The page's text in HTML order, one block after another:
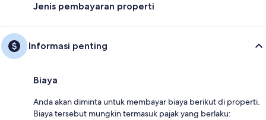
Jenis pembayaran properti
Informasi penting
Biaya
Anda akan diminta untuk membayar biaya berikut di properti.
Biaya tersebut mungkin termasuk pajak yang berlaku: